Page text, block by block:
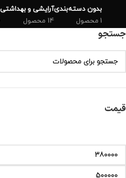
بدون دسته‌بندی
1 محصول
آرایشی و بهداشتی
14 محصول
جستجو
قیمت